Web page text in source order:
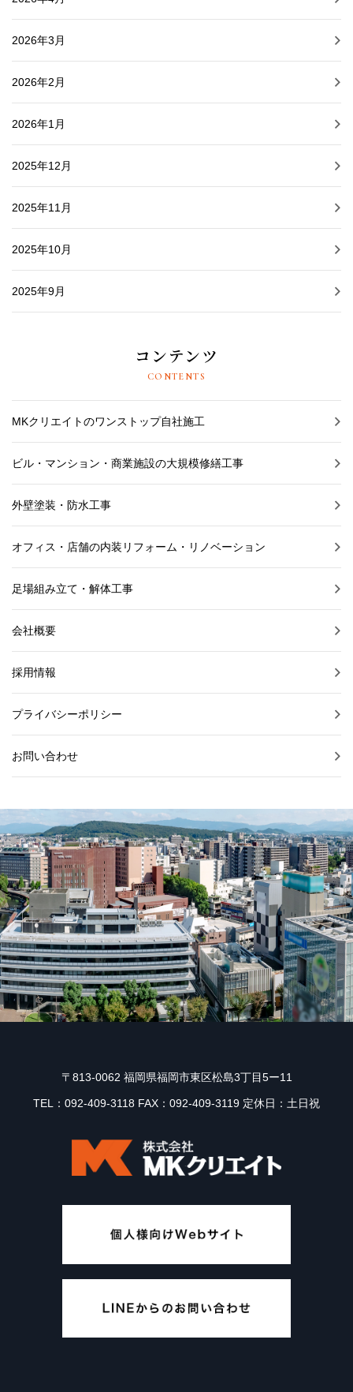
2026年3月
2026年2月
2026年1月
2025年12月
2025年11月
2025年10月
2025年9月
コンテンツ
CONTENTS
MKクリエイトのワンストップ自社施工
ビル・マンション・商業施設の大規模修繕工事
外壁塗装・防水工事
オフィス・店舗の内装リフォーム・リノベーション
足場組み立て・解体工事
会社概要
採用情報
プライバシーポリシー
お問い合わせ
〒813-0062 福岡県福岡市東区松島3丁目5ー11
TEL：092-409-3118 FAX：092-409-3119 定休日：土日祝